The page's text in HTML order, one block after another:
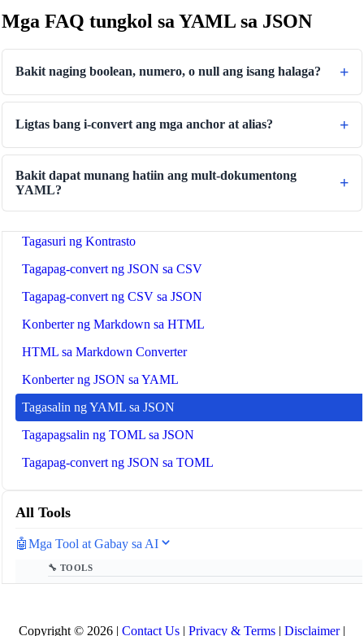
Morse Code Translator
Number to Words Converter
Generator ng Paurong na Teksto
Text Case Converter
Tagapag-convert ng slug sa pamagat
Tagapag-convert ng Pamagat sa Slug
Tagapagsubok ng Regex
Tagapag-convert ng Kulay
Tagasuri ng Kontrasto
Tagapag-convert ng JSON sa CSV
Tagapag-convert ng CSV sa JSON
Konberter ng Markdown sa HTML
HTML sa Markdown Converter
Konberter ng JSON sa YAML
Tagasalin ng YAML sa JSON
Tagapagsalin ng TOML sa JSON
Tagapag-convert ng JSON sa TOML
All Tools
🤖Mga Tool at Gabay sa AI
🔧 TOOLS
📚 AI GUIDES
Mga FAQ tungkol sa YAML sa JSON
Bakit naging boolean, numero, o null ang isang halaga?
Ligtas bang i-convert ang mga anchor at alias?
Bakit dapat munang hatiin ang mult-dokumentong
YAML?
Copyright © 2026 | Contact Us | Privacy & Terms | Disclaimer|